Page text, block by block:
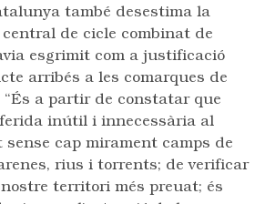
també desestima la
de cicle combinat de
esgrimit com a justificació
arribés a les comarques de
“És a partir de constatar que
inútil i innecessària al
sense cap mirament camps de
rius i torrents; de verificar
territori més preuat; és